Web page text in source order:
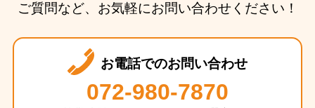
ご質問など、お気軽にお問い合わせください！
お電話でのお問い合わせ
072-980-7870